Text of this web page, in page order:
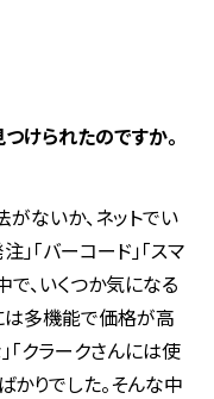
つけられたのですか。
ないか、ネットでい
「バーコード」「スマ
で、いくつか気になる
は多機能で価格が高
「クラークさんには使
かりでした。そんな中